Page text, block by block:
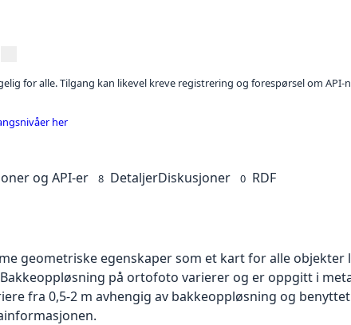
for alle. Tilgang kan likevel kreve registrering og forespørsel om
her
og API-er 8 DetaljerDiskusjoner 0 RDF
geometriske egenskaper som et kart for alle
på ortofoto varierer og er oppgitt i
fra 0,5-2 m avhengig av bakkeoppløsning og